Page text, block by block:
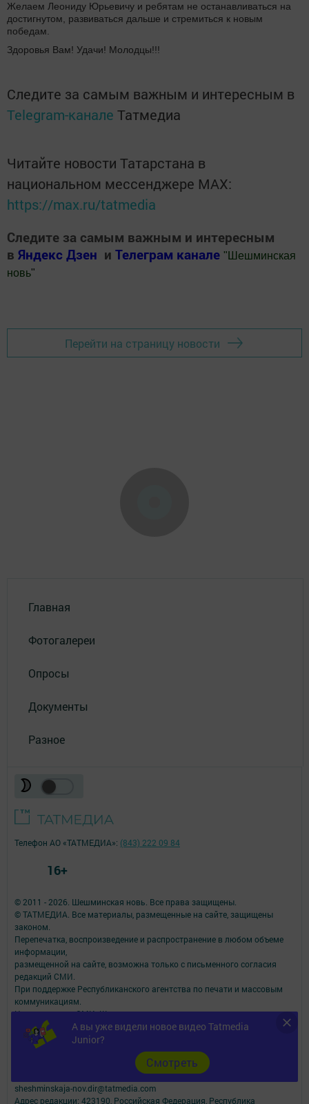
Желаем Леониду Юрьевичу и ребятам не останавливаться на
достигнутом, развиваться дальше и стремиться к новым
победам.
Здоровья Вам! Удачи! Молодцы!!!
Следите за самым важным и интересным в
Telegram-канале Татмедиа
Читайте новости Татарстана в
национальном мессенджере MАХ:
https://max.ru/tatmedia
Следите за самым важным и интересным
в Яндекс Дзен и Телеграм канале " Шешминская
новь"
Перейти на страницу новости
Главная
Фотогалереи
Опросы
Документы
Разное
А вы уже видели новое видео Tatmedia
Junior?
Cмотреть
© 2011 - 2026. Шешминская новь. Все права защищены.
© ТАТМЕДИА. Все материалы, размещенные на сайте, защищены
законом.
Перепечатка, воспроизведение и распространение в любом объеме
информации,
размещенной на сайте, возможна только с письменного согласия
редакций СМИ.
При поддержке Республиканского агентства по печати и массовым
коммуникациям.
Наименование СМИ: Шешминская новь
СМИ зарегистрировано Федеральной службой по надзору в сфере
связи,
информационных технологий и массовых коммуникаций
запись о регистрации СМИ ЭЛ № ФС 77 - 90148 от 07.10.2025
ФИО главного редактора: Мусин Азат Вализанович Email:
sheshminskaja-nov.dir@tatmedia.com
Адрес редакции: 423190, Российская Федерация, Республика
Телефон АО «ТАТМЕДИА»: (843) 222 09 84
16+